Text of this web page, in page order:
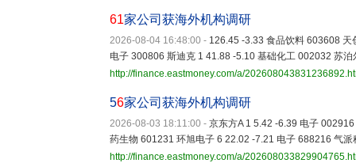
61家公司获海外机构调研
2026-08-04 16:48:00 - 126.45 -3.33 食品饮料 603608
电子 300806 斯迪克 1 41.88 -5.10 基础化工 002032 苏
http://finance.eastmoney.com/a/
56家公司获海外机构调研
2026-08-03 18:11:00 - 京东方A 1 5.42 -6.39 电子
药生物 601231 环旭电子 6 22.02 -7.21 电子 688216 气
http://finance.eastmoney.com/a/